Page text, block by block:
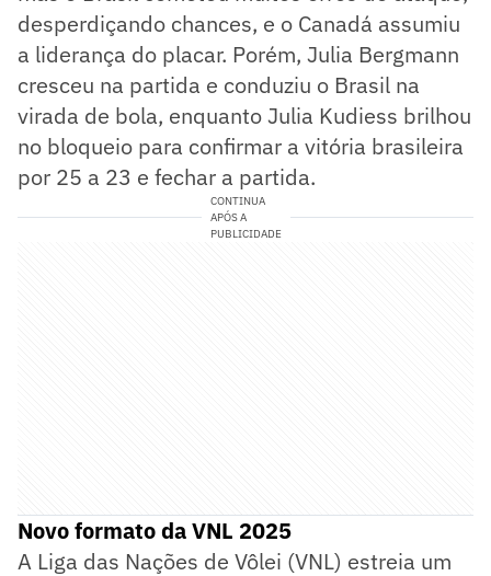
desperdiçando chances, e o Canadá assumiu
a liderança do placar. Porém, Julia Bergmann
cresceu na partida e conduziu o Brasil na
virada de bola, enquanto Julia Kudiess brilhou
no bloqueio para confirmar a vitória brasileira
por 25 a 23 e fechar a partida.
CONTINUA
APÓS A
PUBLICIDADE
Novo formato da VNL 2025
A Liga das Nações de Vôlei (VNL) estreia um